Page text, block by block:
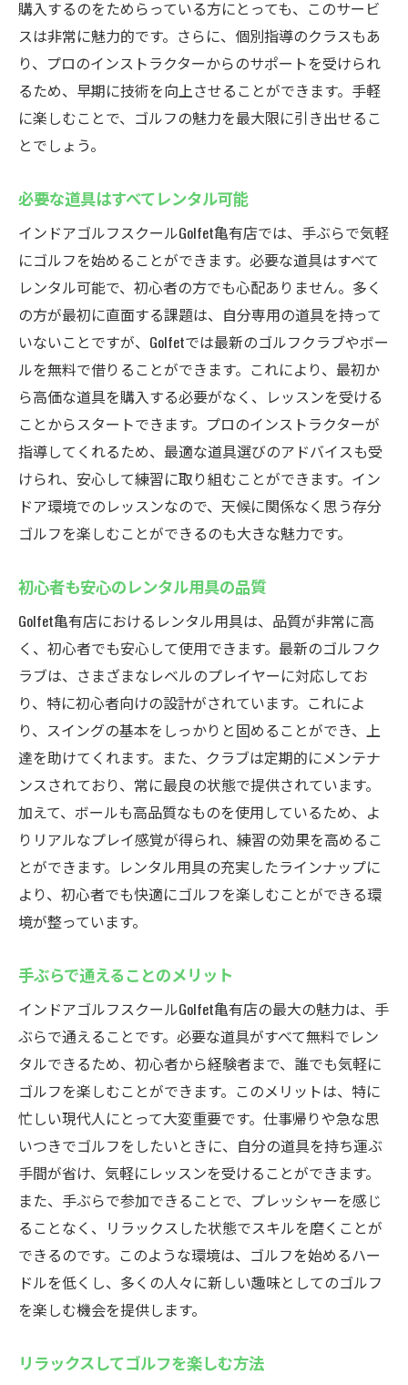
購入するのをためらっている方にとっても、このサービ
スは非常に魅力的です。さらに、個別指導のクラスもあ
り、プロのインストラクターからのサポートを受けられ
るため、早期に技術を向上させることができます。手軽
に楽しむことで、ゴルフの魅力を最大限に引き出せるこ
とでしょう。
必要な道具はすべてレンタル可能
インドアゴルフスクールGolfet亀有店では、手ぶらで気軽
にゴルフを始めることができます。必要な道具はすべて
レンタル可能で、初心者の方でも心配ありません。多く
の方が最初に直面する課題は、自分専用の道具を持って
いないことですが、Golfetでは最新のゴルフクラブやボー
ルを無料で借りることができます。これにより、最初か
ら高価な道具を購入する必要がなく、レッスンを受ける
ことからスタートできます。プロのインストラクターが
指導してくれるため、最適な道具選びのアドバイスも受
けられ、安心して練習に取り組むことができます。イン
ドア環境でのレッスンなので、天候に関係なく思う存分
ゴルフを楽しむことができるのも大きな魅力です。
初心者も安心のレンタル用具の品質
Golfet亀有店におけるレンタル用具は、品質が非常に高
く、初心者でも安心して使用できます。最新のゴルフク
ラブは、さまざまなレベルのプレイヤーに対応してお
り、特に初心者向けの設計がされています。これによ
り、スイングの基本をしっかりと固めることができ、上
達を助けてくれます。また、クラブは定期的にメンテナ
ンスされており、常に最良の状態で提供されています。
加えて、ボールも高品質なものを使用しているため、よ
りリアルなプレイ感覚が得られ、練習の効果を高めるこ
とができます。レンタル用具の充実したラインナップに
より、初心者でも快適にゴルフを楽しむことができる環
境が整っています。
手ぶらで通えることのメリット
インドアゴルフスクールGolfet亀有店の最大の魅力は、手
ぶらで通えることです。必要な道具がすべて無料でレン
タルできるため、初心者から経験者まで、誰でも気軽に
ゴルフを楽しむことができます。このメリットは、特に
忙しい現代人にとって大変重要です。仕事帰りや急な思
いつきでゴルフをしたいときに、自分の道具を持ち運ぶ
手間が省け、気軽にレッスンを受けることができます。
また、手ぶらで参加できることで、プレッシャーを感じ
ることなく、リラックスした状態でスキルを磨くことが
できるのです。このような環境は、ゴルフを始めるハー
ドルを低くし、多くの人々に新しい趣味としてのゴルフ
を楽しむ機会を提供します。
リラックスしてゴルフを楽しむ方法